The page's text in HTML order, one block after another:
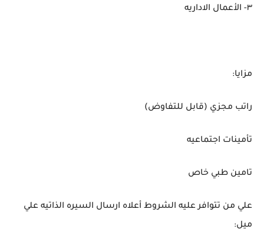
٣- الأعمال الاداريه
مزايا:
راتب مجزي (قابل للتفاوض)
تأمينات اجتماعيه
تامين طبي خاص
علي من تتوافر عليه الشروط أعلاه ارسال السيره الذاتيه علي
ميل: